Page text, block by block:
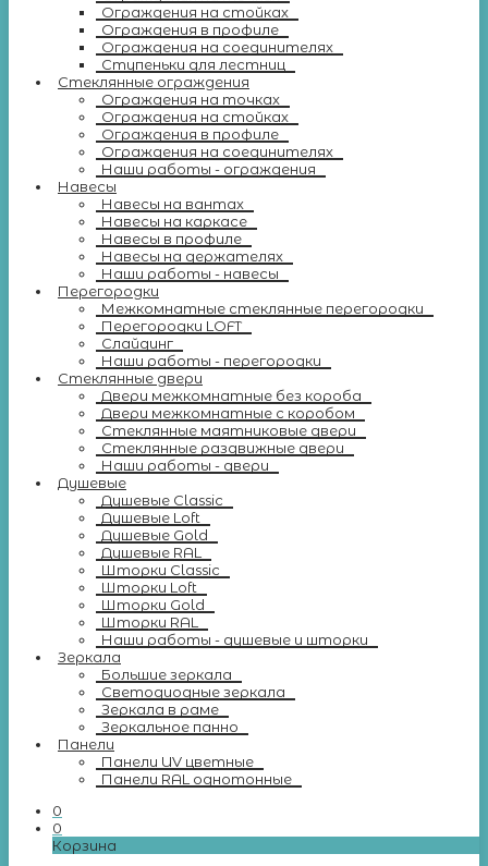
Ограждения на стойках
Ограждения в профиле
Ограждения на соединителях
Ступеньки для лестниц
Стеклянные ограждения
Ограждения на точках
Ограждения на стойках
Ограждения в профиле
Ограждения на соединителях
Наши работы - ограждения
Навесы
Навесы на вантах
Навесы на каркасе
Навесы в профиле
Навесы на держателях
Наши работы - навесы
Перегородки
Межкомнатные стеклянные перегородки
Перегородки LOFT
Слайдинг
Наши работы - перегородки
Стеклянные двери
Двери межкомнатные без короба
Двери межкомнатные с коробом
Стеклянные маятниковые двери
Стеклянные раздвижные двери
Наши работы - двери
Душевые
Душевые Classic
Душевые Loft
Душевые Gold
Душевые RAL
Шторки Classic
Шторки Loft
Шторки Gold
Шторки RAL
Наши работы - душевые и шторки
Зеркала
Большие зеркала
Светодиодные зеркала
Зеркала в раме
Зеркальное панно
Панели
Панели UV цветные
Панели RAL однотонные
0
0
Корзина